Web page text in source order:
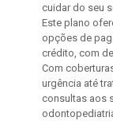
cuidar do seu
Este plano
opções de
crédito, com
Com
urgência até
consultas aos